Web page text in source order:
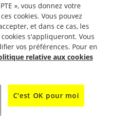
», vous donnez votre
cookies. Vous pouvez
et dans ce cas, les
s'appliqueront. Vous
vos préférences. Pour en
relative aux cookies
C'est OK pour moi